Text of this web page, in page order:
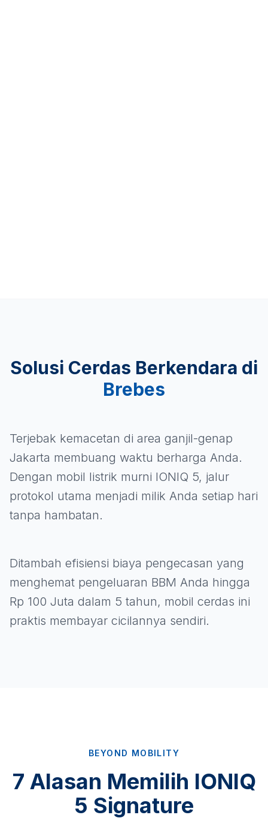
Solusi Cerdas Berkendara di
Brebes
Terjebak kemacetan di area ganjil-genap
Jakarta membuang waktu berharga Anda.
Dengan mobil listrik murni IONIQ 5, jalur
protokol utama menjadi milik Anda setiap hari
tanpa hambatan.
Ditambah efisiensi biaya pengecasan yang
menghemat pengeluaran BBM Anda hingga
Rp 100 Juta dalam 5 tahun, mobil cerdas ini
praktis membayar cicilannya sendiri.
BEYOND MOBILITY
7 Alasan Memilih IONIQ
5 Signature